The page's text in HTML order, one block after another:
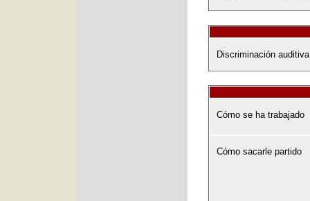
Discriminación
Cómo se ha trabajado
Cómo sacarle partido